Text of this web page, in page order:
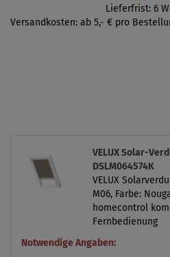
Lieferfrist: 6
Versandkosten: ab 5,- € pro
VELUX Solar-
DSLM064574K
VELUX
M06, Farbe:
homecontrol
Fernbedienung
Notwendige Angaben: